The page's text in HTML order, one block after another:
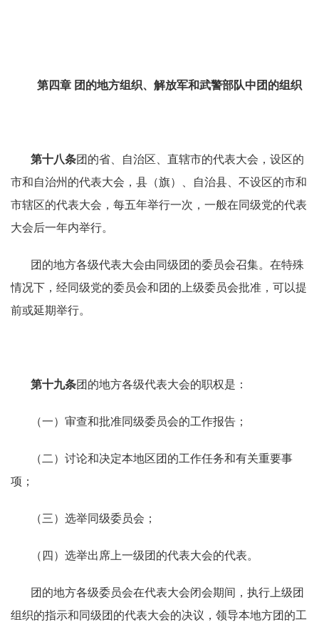
第四章 团的地方组织、解放军和武警部队中团的组织
第十八条团的省、自治区、直辖市的代表大会，设区的
市和自治州的代表大会，县（旗）、自治县、不设区的市和
市辖区的代表大会，每五年举行一次，一般在同级党的代表
大会后一年内举行。
团的地方各级代表大会由同级团的委员会召集。在特殊
情况下，经同级党的委员会和团的上级委员会批准，可以提
前或延期举行。
第十九条团的地方各级代表大会的职权是：
（一）审查和批准同级委员会的工作报告；
（二）讨论和决定本地区团的工作任务和有关重要事
项；
（三）选举同级委员会；
（四）选举出席上一级团的代表大会的代表。
团的地方各级委员会在代表大会闭会期间，执行上级团
组织的指示和同级团的代表大会的决议，领导本地方团的工